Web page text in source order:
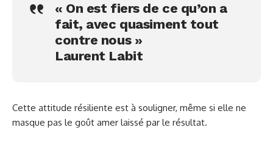
« On est fiers de ce qu’on a
fait, avec quasiment tout
contre nous »
Laurent Labit
Cette attitude résiliente est à souligner, même si elle ne
masque pas le goût amer laissé par le résultat.